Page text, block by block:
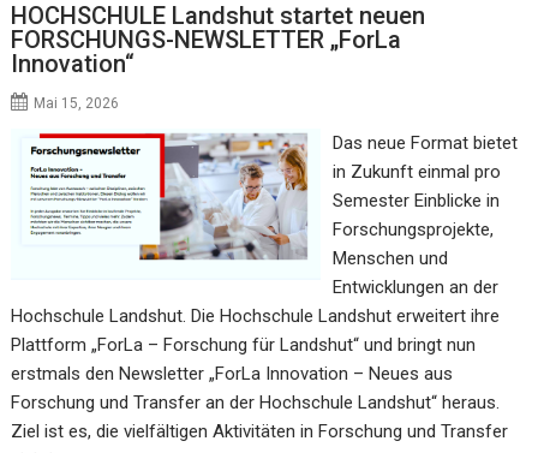
HOCHSCHULE Landshut startet neuen
FORSCHUNGS-NEWSLETTER „ForLa
Innovation“
Mai 15, 2026
Das neue Format bietet
in Zukunft einmal pro
Semester Einblicke in
Forschungsprojekte,
Menschen und
Entwicklungen an der
Hochschule Landshut. Die Hochschule Landshut erweitert ihre
Plattform „ForLa – Forschung für Landshut“ und bringt nun
erstmals den Newsletter „ForLa Innovation – Neues aus
Forschung und Transfer an der Hochschule Landshut“ heraus.
Ziel ist es, die vielfältigen Aktivitäten in Forschung und Transfer